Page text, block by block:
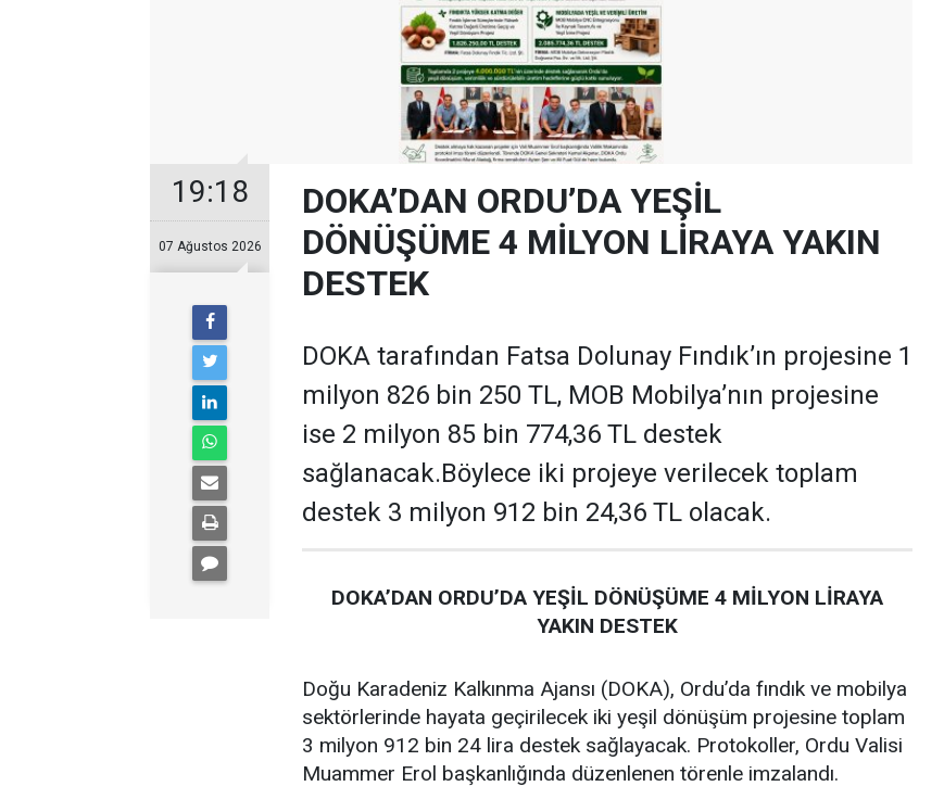
19:18
07 Ağustos 2026
DOKA’DAN ORDU’DA YEŞİL
DÖNÜŞÜME 4 MİLYON LİRAYA YAKIN
DESTEK
DOKA tarafından Fatsa Dolunay Fındık’ın projesine 1
milyon 826 bin 250 TL, MOB Mobilya’nın projesine
ise 2 milyon 85 bin 774,36 TL destek
sağlanacak.Böylece iki projeye verilecek toplam
destek 3 milyon 912 bin 24,36 TL olacak.
DOKA’DAN ORDU’DA YEŞİL DÖNÜŞÜME 4 MİLYON LİRAYA
YAKIN DESTEK
Doğu Karadeniz Kalkınma Ajansı (DOKA), Ordu’da fındık ve mobilya
sektörlerinde hayata geçirilecek iki yeşil dönüşüm projesine toplam
3 milyon 912 bin 24 lira destek sağlayacak. Protokoller, Ordu Valisi
Muammer Erol başkanlığında düzenlenen törenle imzalandı.